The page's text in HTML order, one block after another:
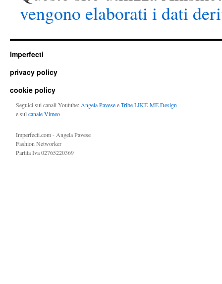
vengono elaborati i dati
Imperfecti
privacy policy
cookie policy
Seguici sui canali Youtube:Angela PaveseeTribe LIKE-ME Design
e sulcanale Vimeo
Imperfecti.com - Angela Pavese
Fashion Networker
Partita Iva 02765220369